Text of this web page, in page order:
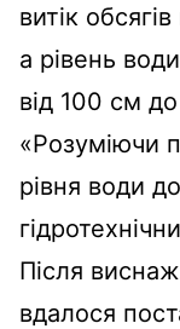
витік
а рівень
від 100 см
«Розуміючи
рівня води
Після
вдалося